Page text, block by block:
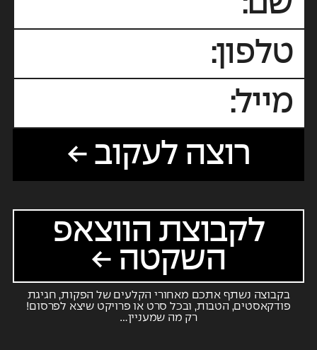
רוצה לעקוב ←
לקבוצת הווצאפ
השקטה ←
בקבוצה נשתף אתכם מאחורי הקלעים של הפקות, חגיגת
פודקאסטים, הטבות, ובכל סרט או פרויקט שיצא לפרסום!
רק מה שמעניין…